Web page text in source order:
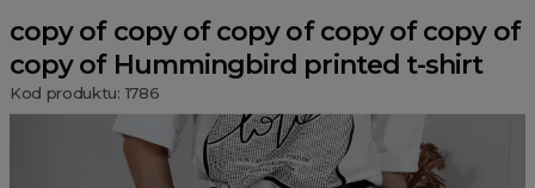
copy of copy of copy of copy of copy of
copy of Hummingbird printed t-shirt
Kod produktu: 1786